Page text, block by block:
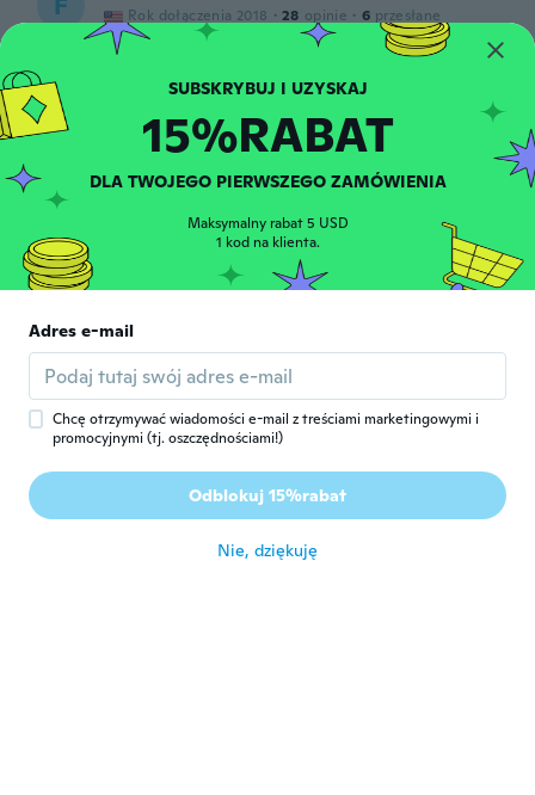
Rok dołączenia 2018 · 28 opinie · 6 przesłane
Good size but lock are very loose, can't
około 5 roku temu
Elena
Rok dołączenia 2015 · 22 opinie · 8 przesłane
Esta bello.
około 5 roku temu
M Rok dołączenia 2016
Nice
około 5 roku temu
M Maura
Rok dołączenia 2017 · 3 opinie
15%RABAT
DLA TWOJEGO PIERWSZEGO ZAMÓWIENIA
Maksymalny rabat 5 USD
1 kod na klienta.
Adres e-mail
Chcę otrzymywać wiadomości e-mail z treściami marketingowymi i
promocyjnymi (tj. oszczędnościami!)
Odblokuj 15%rabat
Nie, dziękuję